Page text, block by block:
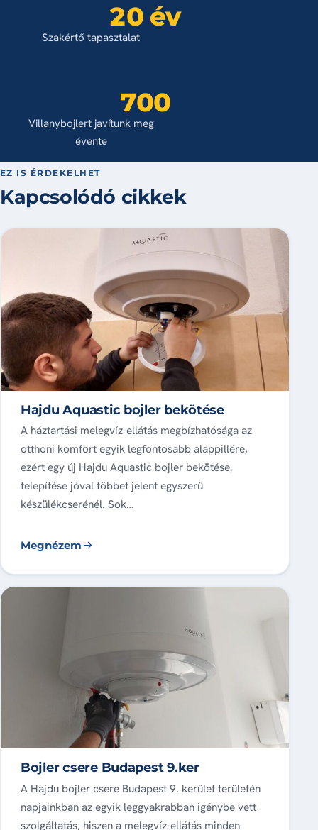
20 év
Szakértő tapasztalat
700
Villanybojlert javítunk meg
évente
EZ IS ÉRDEKELHET
Kapcsolódó cikkek
Hajdu Aquastic bojler bekötése
A háztartási melegvíz-ellátás megbízhatósága az
otthoni komfort egyik legfontosabb alappillére,
ezért egy új Hajdu Aquastic bojler bekötése,
telepítése jóval többet jelent egyszerű
készülékcserénél. Sok…
Megnézem
Bojler csere Budapest 9.ker
A Hajdu bojler csere Budapest 9. kerület területén
napjainkban az egyik leggyakrabban igénybe vett
szolgáltatás, hiszen a melegvíz-ellátás minden